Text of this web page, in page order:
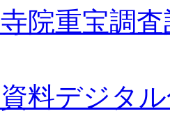
院重宝調
料デジタ